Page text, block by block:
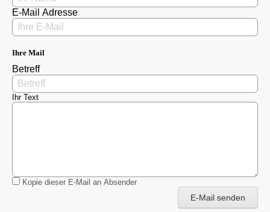
E-Mail Adresse
Ihre Mail
Betreff
Ihr Text
Kopie dieser E-Mail an Absender
E-Mail senden